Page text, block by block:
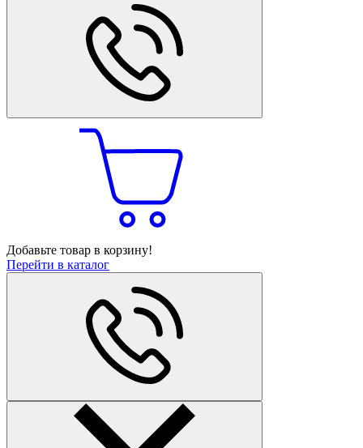
Добавьте товар в корзину!
Перейти в каталог